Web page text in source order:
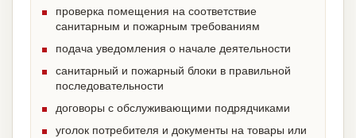
проверка помещения на соответствие
санитарным и пожарным требованиям
подача уведомления о начале деятельности
санитарный и пожарный блоки в правильной
последовательности
договоры с обслуживающими подрядчиками
уголок потребителя и документы на товары или